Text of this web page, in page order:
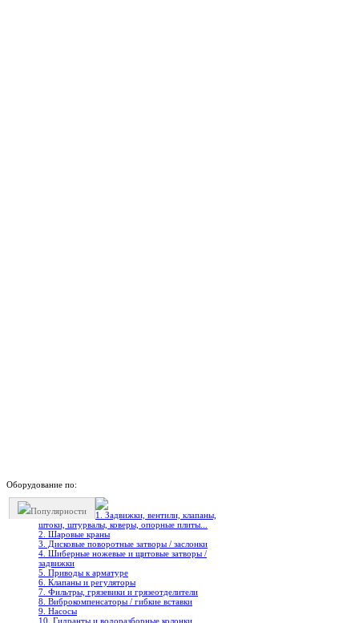
Оборудование по:
Популярности
1. Задвижки, вентили, клапаны,
штоки, штурвалы, коверы, опорные плиты...
2. Шаровые краны
3. Дисковые поворотные затворы / заслонки
4. Шиберные ножевые и щитовые затворы /
задвижки
5. Приводы к арматуре
6. Клапаны и регуляторы
7. Фильтры, грязевики и грязеотделители
8. Виброкомпенсаторы / гибкие вставки
9. Насосы
10. Гидранты и водоразборные колонки